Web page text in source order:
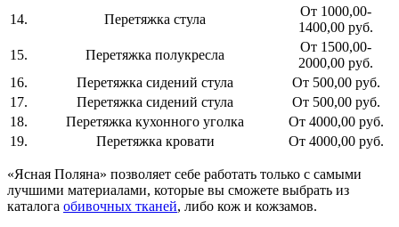
14.
Перетяжка стула
От 1000,00-
1400,00 руб.
15.
Перетяжка полукресла
От 1500,00-
2000,00 руб.
16.
Перетяжка сидений стула
От 500,00 руб.
17.
Перетяжка сидений стула
От 500,00 руб.
18.
Перетяжка кухонного уголка
От 4000,00 руб.
19.
Перетяжка кровати От 4000,00 руб.
«Ясная Поляна» позволяет себе работать только с самыми
лучшими материалами, которые вы сможете выбрать из
каталога обивочных тканей, либо кож и кожзамов.